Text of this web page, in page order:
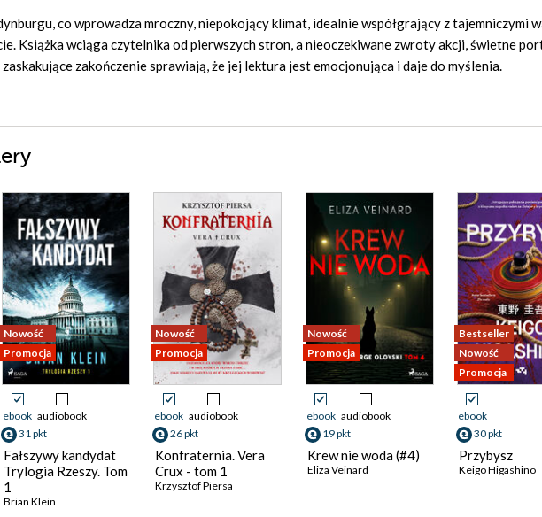
co wprowadza mroczny, niepokojący klimat, idealnie współgrający z tajemniczymi
Książka wciąga czytelnika od pierwszych stron, a nieoczekiwane zwroty akcji, świetne
zakończenie sprawiają, że jej lektura jest emocjonująca i daje do myślenia.
Nowość
Promocja
ebook audiobook
31 pkt
Fałszywy kandydat
Trylogia Rzeszy. Tom
1
Brian Klein
Nowość
Promocja
ebook audiobook
26 pkt
Konfraternia. Vera
Crux - tom 1
Krzysztof Piersa
Nowość
Promocja
ebook audiobook
19 pkt
Krew nie woda (#4)
Eliza Veinard
Bestseller
Nowość
Promocja
ebook
30 pkt
Przybysz
Keigo Higashino